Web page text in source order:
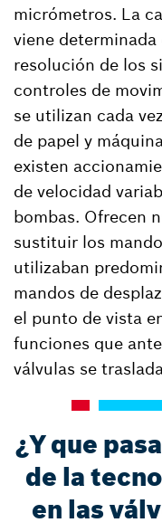
micrómetros. La
viene
resolución de los
controles de
se utilizan cada
de papel y
existen
de velocidad
bombas. Ofrecen
sustituir los
utilizaban
mandos de
el punto de vista
funciones que
válvulas se
¿Y que
de la
en las